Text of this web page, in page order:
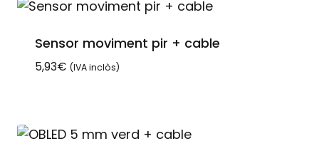
Sensor moviment pir + cable
5,93€ (IVA inclòs)